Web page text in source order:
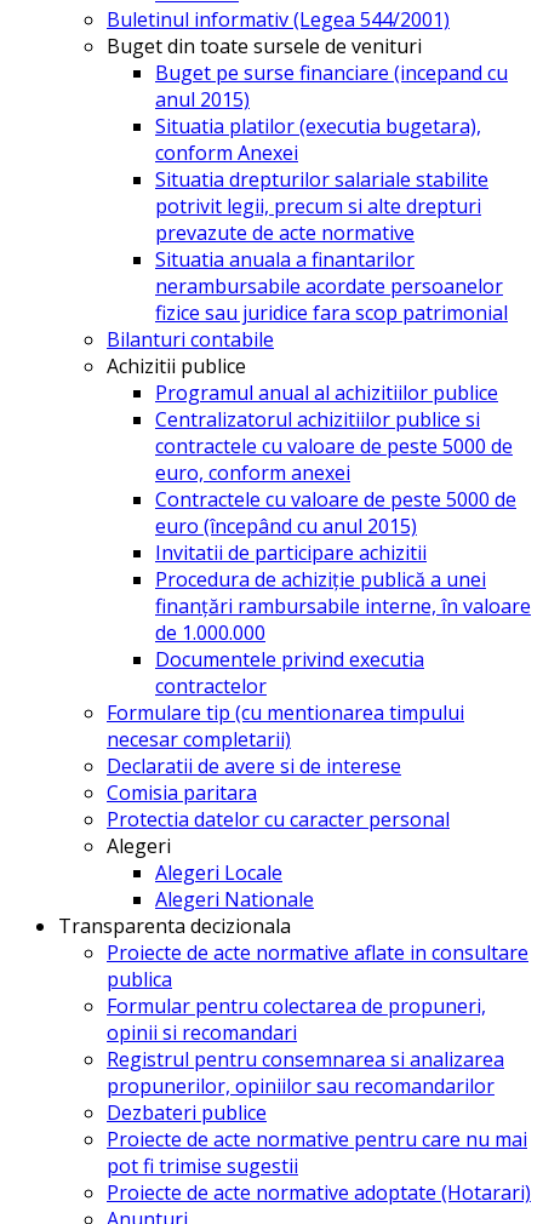
Buletinul informativ (Legea 544/2001)
Buget din toate sursele de venituri
Buget pe surse financiare (incepand cu
anul 2015)
Situatia platilor (executia bugetara),
conform Anexei
Situatia drepturilor salariale stabilite
potrivit legii, precum si alte drepturi
prevazute de acte normative
Situatia anuala a finantarilor
nerambursabile acordate persoanelor
fizice sau juridice fara scop patrimonial
Bilanturi contabile
Achizitii publice
Programul anual al achizitiilor publice
Centralizatorul achizitiilor publice si
contractele cu valoare de peste 5000 de
euro, conform anexei
Contractele cu valoare de peste 5000 de
euro (începând cu anul 2015)
Invitatii de participare achizitii
Procedura de achiziție publică a unei
finanțări rambursabile interne, în valoare
de 1.000.000
Documentele privind executia
contractelor
Formulare tip (cu mentionarea timpului
necesar completarii)
Declaratii de avere si de interese
Comisia paritara
Protectia datelor cu caracter personal
Alegeri
Alegeri Locale
Alegeri Nationale
Transparenta decizionala
Proiecte de acte normative aflate in consultare
publica
Formular pentru colectarea de propuneri,
opinii si recomandari
Registrul pentru consemnarea si analizarea
propunerilor, opiniilor sau recomandarilor
Dezbateri publice
Proiecte de acte normative pentru care nu mai
pot fi trimise sugestii
Proiecte de acte normative adoptate (Hotarari)
Anunturi